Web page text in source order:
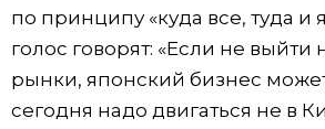
по принципу «куда все, туда и
голос говорят: «Если не выйти
рынки, японский бизнес
сегодня надо двигаться не в